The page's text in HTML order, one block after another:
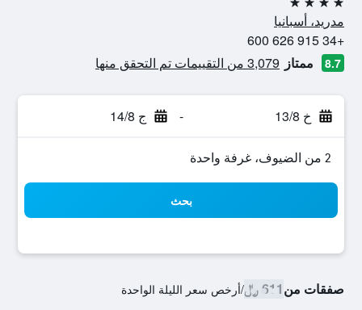
4 نجوم
مدريد، أسبانيا
+34 915 626 600
8.7 ممتاز 3,079 من التقييمات تم التحقق منها
خ 13/8 - ج 14/8
2 من الضيوف، غرفة واحدة
بحث
صفقات من611 ﷼ /أرخص سعر الليلة الواحدة